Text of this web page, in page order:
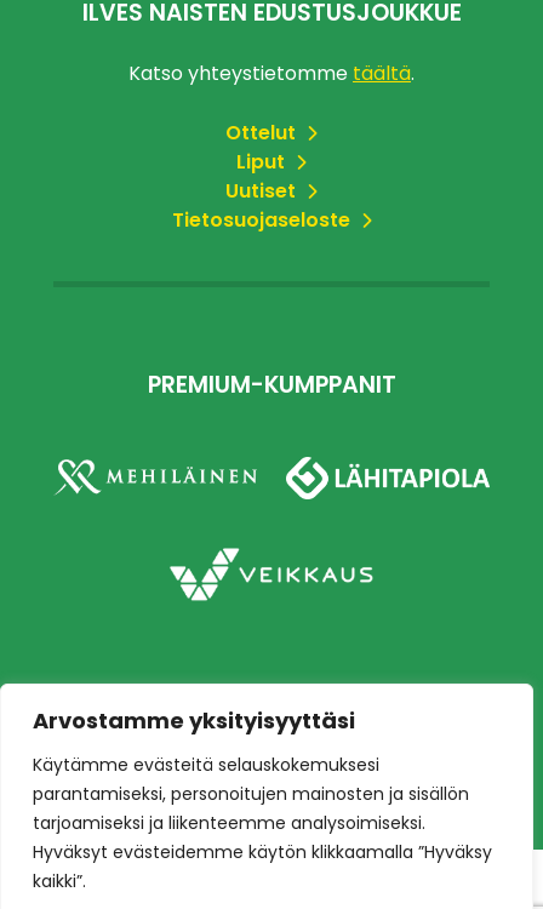
Arvostamme yksityisyyttäsi
Käytämme evästeitä selauskokemuksesi
parantamiseksi, personoitujen mainosten ja sisällön
tarjoamiseksi ja liikenteemme analysoimiseksi.
Hyväksyt evästeidemme käytön klikkaamalla ”Hyväksy
kaikki”.
ILVES NAISTEN EDUSTUSJOUKKUE
Katso yhteystietomme täältä.
Ottelut
Liput
Uutiset
Tietosuojaseloste
PREMIUM-KUMPPANIT
edustusjoukkue
Toteutus:Mainostoimisto Värikäs